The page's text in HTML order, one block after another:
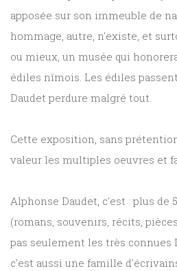
apposée sur son immeuble de
hommage, autre, n'existe, et
ou mieux, un musée qui
édiles nîmois. Les édiles
Daudet perdure malgré tout.
Cette exposition, sans
valeur les multiples oeuvres et
Alphonse Daudet, c'est : plus de
(romans, souvenirs, récits,
pas seulement les très connues
c'est aussi une famille